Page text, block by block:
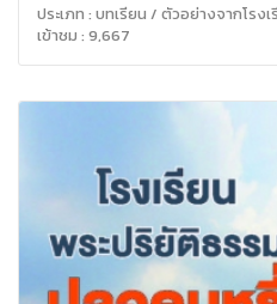
ประเภท : บทเรียน / ตัวอย่างจากโรง
เข้าชม : 9,667